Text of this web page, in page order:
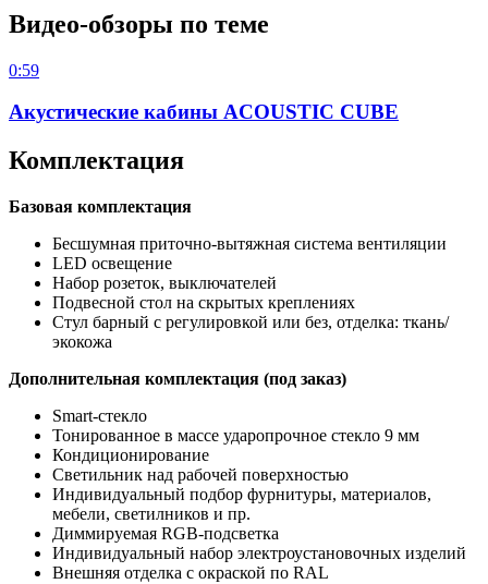
Видео-обзоры по теме
0:59
Акустические кабины ACOUSTIC CUBE
Комплектация
Базовая комплектация
Бесшумная приточно-вытяжная система вентиляции
LED освещение
Набор розеток, выключателей
Подвесной стол на скрытых креплениях
Стул барный с регулировкой или без, отделка: ткань/
экокожа
Дополнительная комплектация (под заказ)
Smart-стекло
Тонированное в массе ударопрочное стекло 9 мм
Кондиционирование
Светильник над рабочей поверхностью
Индивидуальный подбор фурнитуры, материалов,
мебели, светилников и пр.
Диммируемая RGB-подсветка
Индивидуальный набор электроустановочных изделий
Внешняя отделка с окраской по RAL